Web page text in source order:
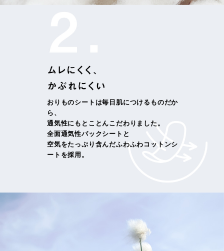
おりものシートは毎日肌につけるものだか
ら、
通気性にもとことんこだわりました。
全面通気性バックシートと
空気をたっぷり含んだふわふわコットンシ
ートを採用。